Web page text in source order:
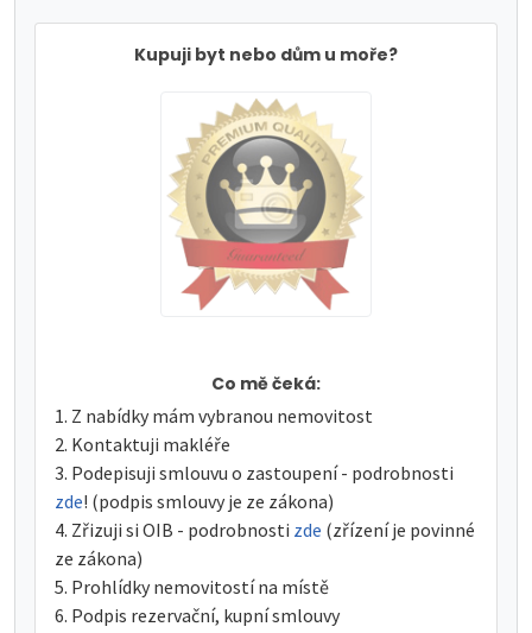
Kupuji byt nebo dům u moře?
Co mě čeká:
Z nabídky mám vybranou nemovitost
Kontaktuji makléře
Podepisuji smlouvu o zastoupení - podrobnosti
zde! (podpis smlouvy je ze zákona)
Zřizuji si OIB - podrobnosti zde (zřízení je povinné
ze zákona)
Prohlídky nemovitostí na místě
Podpis rezervační, kupní smlouvy